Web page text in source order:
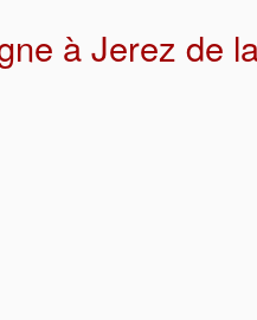
à Jerez de